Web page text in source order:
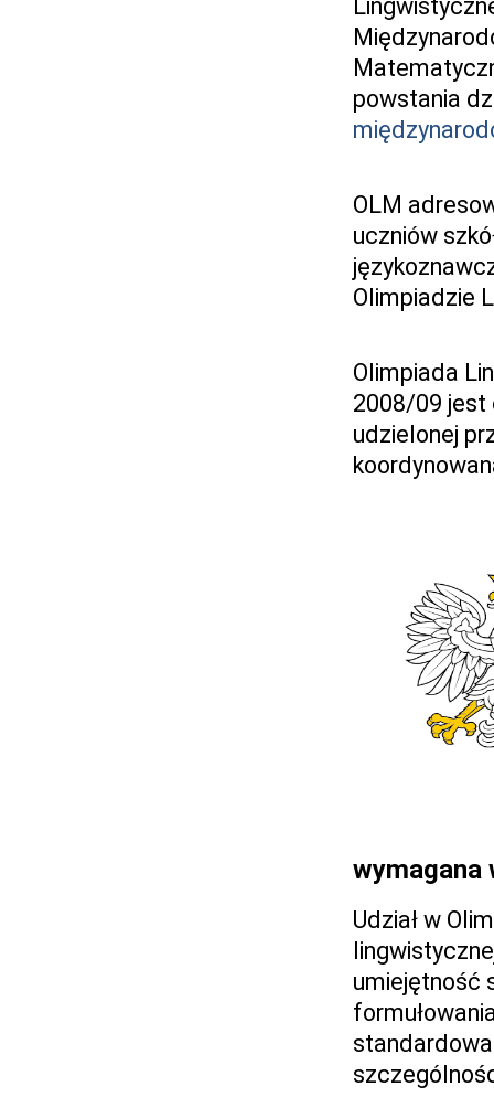
powstania
OLM
uczniów
Olimpiadzie
Olimpiada
2008/09 jest
udzielonej
wymagana
Udział w
umiejętność